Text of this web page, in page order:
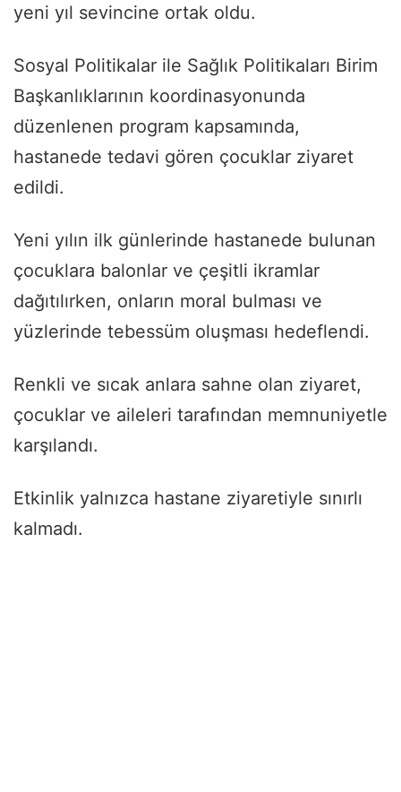
yeni yıl sevincine ortak oldu.
Sosyal Politikalar ile Sağlık Politikaları Birim
Başkanlıklarının koordinasyonunda
düzenlenen program kapsamında,
hastanede tedavi gören çocuklar ziyaret
edildi.
Yeni yılın ilk günlerinde hastanede bulunan
çocuklara balonlar ve çeşitli ikramlar
dağıtılırken, onların moral bulması ve
yüzlerinde tebessüm oluşması hedeflendi.
Renkli ve sıcak anlara sahne olan ziyaret,
çocuklar ve aileleri tarafından memnuniyetle
karşılandı.
Etkinlik yalnızca hastane ziyaretiyle sınırlı
kalmadı.